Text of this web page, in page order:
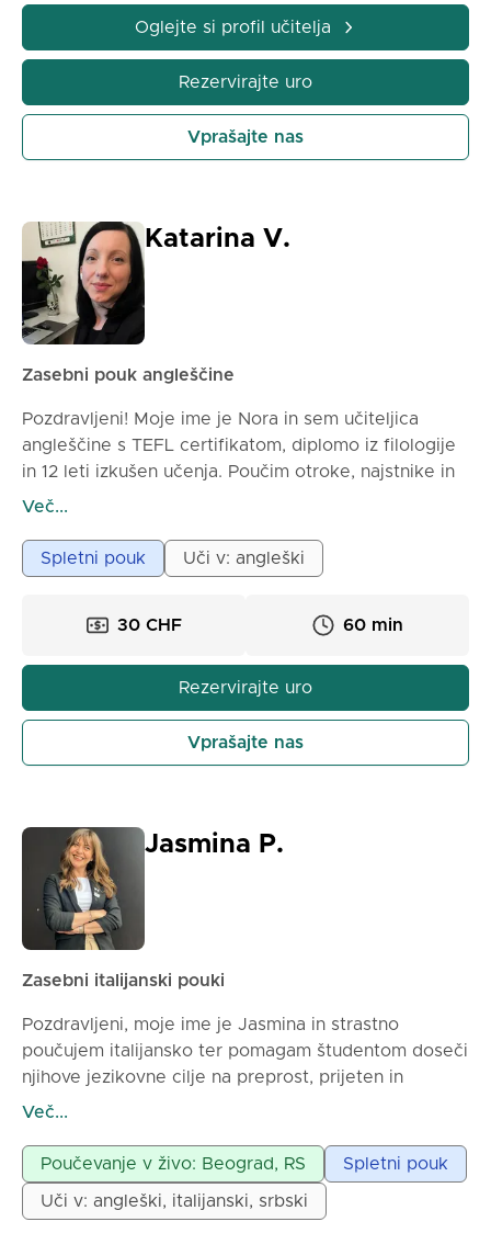
Oglejte si profil učitelja
Rezervirajte uro
Vprašajte nas
Katarina V.
Zasebni pouk angleščine
Pozdravljeni! Moje ime je Nora in sem učiteljica
angleščine s TEFL certifikatom, diplomo iz filologije
in 12 leti izkušen učenja. Poučim otroke, najstnike in
odrasle, specializirana sem za pomoč učencem pri
potrpežljiv, privlačen in prilagojen potrebam vsakega
učenca. Ne glede na to, ali želite izboljšati
bom podpirala na vsakem koraku. Verjamem, da bi
in praktično. Moj cilj je pomagati vsakemu učencu,
da se bo počutil samozavestno pri uporabi
angleščine v vsakdanjem življenju.
Več...
Spletni pouk Uči v: angleški
30 CHF 60 min
Rezervirajte uro
Vprašajte nas
Jasmina P.
Zasebni italijanski pouki
Pozdravljeni, moje ime je Jasmina in strastno
poučujem italijansko ter pomagam študentom doseči
njihove jezikovne cilje na preprost, prijeten in
učinkovit način.
angažirajočo in brez stresa. Zato ustvarjam prijazno
in podporno vzdušje, kjer se učenci počutijo udobno
pri govorjenju in postavljanju vprašanj. Moj način
Več...
Poučevanje v živo: Beograd, RS Spletni pouk
Uči v: angleški, italijanski, srbski